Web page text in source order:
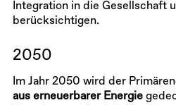
Integration in die Gesellschaft
berücksichtigen.
2050
Im Jahr 2050 wird der
aus erneuerbarer Energie